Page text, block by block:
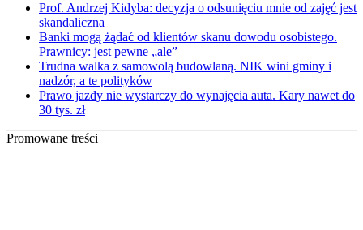
Prof. Andrzej Kidyba: decyzja o odsunięciu mnie od zajęć jest
skandaliczna
Banki mogą żądać od klientów skanu dowodu osobistego.
Prawnicy: jest pewne „ale”
Trudna walka z samowolą budowlaną. NIK wini gminy i
nadzór, a te polityków
Prawo jazdy nie wystarczy do wynajęcia auta. Kary nawet do
30 tys. zł
Promowane treści